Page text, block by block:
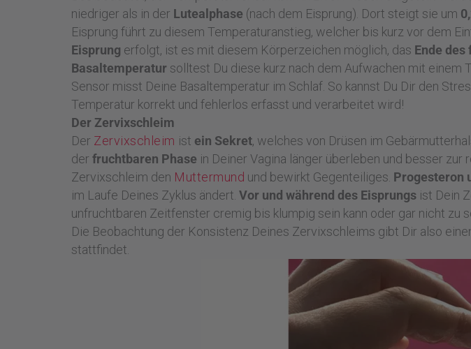
niedriger als in der Lutealphase (nach dem Eisprung). Dort steigt sie um
Eisprung führt zu diesem Temperaturanstieg, welcher bis kurz vor dem
Eisprung erfolgt, ist es mit diesem Körperzeichen möglich, das Ende
Basaltemperatur solltest Du diese kurz nach dem Aufwachen mit einem
Sensor misst Deine Basaltemperatur im Schlaf. So kannst Du Dir den
Temperatur korrekt und fehlerlos erfasst und verarbeitet wird!
Der Zervixschleim
Der Zervixschleim ist ein Sekret, welches von Drüsen im
der fruchtbaren Phase in Deiner Vagina länger überleben und besser zur
Zervixschleim den Muttermund und bewirkt Gegenteiliges. Progesteron
im Laufe Deines Zyklus ändert. Vor und während des Eisprungs ist Dein
unfruchtbaren Zeitfenster cremig bis klumpig sein kann oder gar nicht zu
Die Beobachtung der Konsistenz Deines Zervixschleims gibt Dir also
stattfindet.